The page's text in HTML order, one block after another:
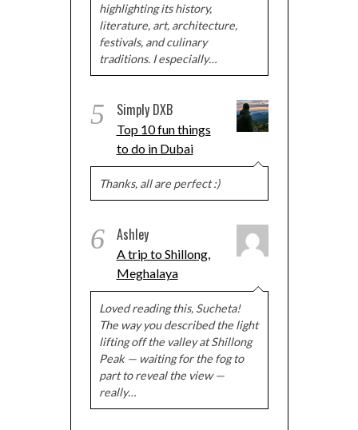
highlighting its history,
literature, art, architecture,
festivals, and culinary
traditions. I especially…
5 Simply DXB
Top 10 fun things
to do in Dubai
Thanks, all are perfect :)
6 Ashley
A trip to Shillong,
Meghalaya
Loved reading this, Sucheta!
The way you described the light
lifting off the valley at Shillong
Peak — waiting for the fog to
part to reveal the view —
really…